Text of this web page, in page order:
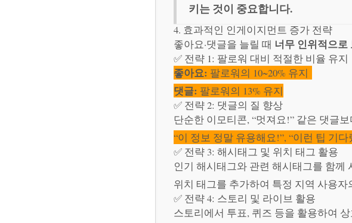
키는 것이 중요합니다.
4. 효과적인 인게이지먼트 증가 전략
좋아요·댓글을 늘릴 때 너무 인위적으로
✅ 전략 1: 팔로워 대비 적절한 비율 유지
좋아요: 팔로워의 10~20% 유지
댓글: 팔로워의 13% 유지
✅ 전략 2: 댓글의 질 향상
단순한 이모티콘, “멋져요!” 같은 댓글
“이 정보 정말 유용해요!”, “이런 팁 기
✅ 전략 3: 해시태그 및 위치 태그 활용
인기 해시태그와 관련 해시태그를 함께
위치 태그를 추가하여 특정 지역 사용자
✅ 전략 4: 스토리 및 라이브 활용
스토리에서 투표, 퀴즈 등을 활용하여